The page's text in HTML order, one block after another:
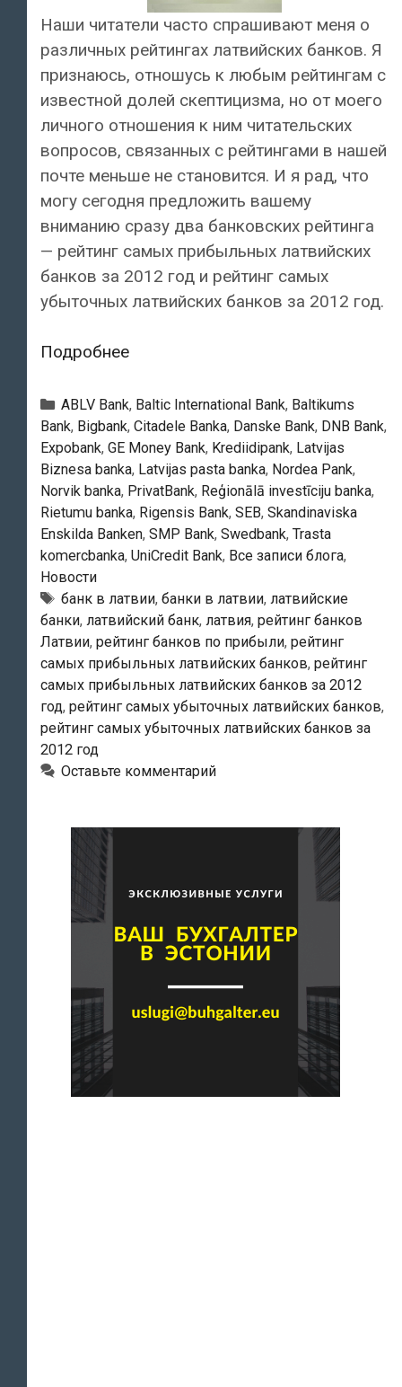
Наши читатели часто спрашивают меня о
различных рейтингах латвийских банков. Я
признаюсь, отношусь к любым рейтингам с
известной долей скептицизма, но от моего
личного отношения к ним читательских
вопросов, связанных с рейтингами в нашей
почте меньше не становится. И я рад, что
могу сегодня предложить вашему
вниманию сразу два банковских рейтинга
— рейтинг самых прибыльных латвийских
банков за 2012 год и рейтинг самых
убыточных латвийских банков за 2012 год.
ПодробнееРейтинг
прибыльных
банков
Латвии
за
2012
год
Рубрики
ABLV Bank, Baltic International Bank, Baltikums
Bank, Bigbank, Citadele Banka, Danske Bank, DNB Bank,
Expobank, GE Money Bank, Krediidipank, Latvijas
Biznesa banka, Latvijas pasta banka, Nordea Pank,
Norvik banka, PrivatBank, Reģionālā investīciju banka,
Rietumu banka, Rigensis Bank, SEB, Skandinaviska
Enskilda Banken, SMP Bank, Swedbank, Trasta
komercbanka, UniCredit Bank, Все записи блога,
Новости
Тэги
банк в латвии, банки в латвии, латвийские
банки, латвийский банк, латвия, рейтинг банков
Латвии, рейтинг банков по прибыли, рейтинг
самых прибыльных латвийских банков, рейтинг
самых прибыльных латвийских банков за 2012
год, рейтинг самых убыточных латвийских банков,
рейтинг самых убыточных латвийских банков за
2012 год
Оставьте комментарий